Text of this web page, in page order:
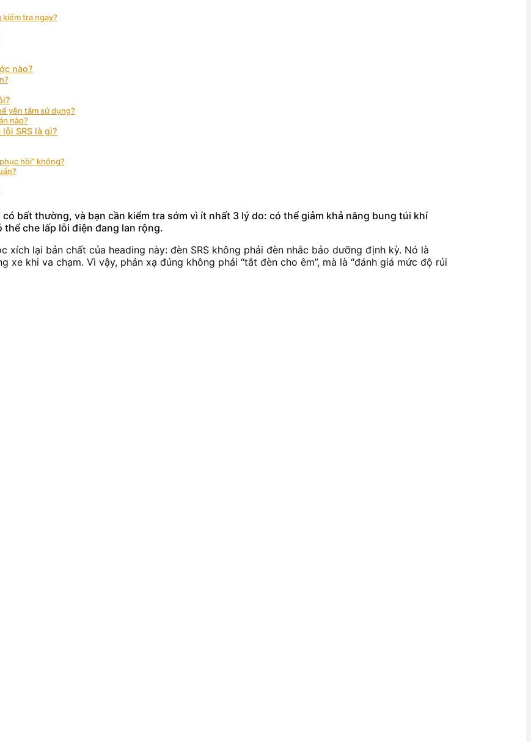
tra ngay?
nào?
yên tâm sử dụng?
nào?
SRS là gì?
hồi” không?
bất thường, và bạn cần kiểm tra sớm vì ít nhất 3 lý do: có thể giảm khả năng bung túi khí
che lấp lỗi điện đang lan rộng.
xích lại bản chất của heading này: đèn SRS không phải đèn nhắc bảo dưỡng định kỳ. Nó là
khi va chạm. Vì vậy, phản xạ đúng không phải “tắt đèn cho êm”, mà là “đánh giá mức độ rủi